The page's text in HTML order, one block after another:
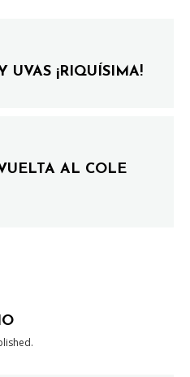
UVAS ¡RIQUÍSIMA!
AL COLE